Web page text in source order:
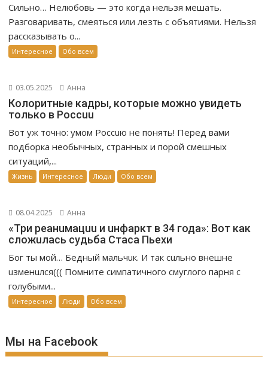
Сильно… Нелюбовь — это когда нельзя мешать.
Разговаривать, смеяться или лезть с объятиями. Нельзя
рассказывать о...
Интересное Обо всем
03.05.2025 Анна
Колоритные кадры, которые можно увидеть
только в Россuu
Вот уж точно: умом Россuю не понять! Перед вами
подборка необычных, странных и порой смешных
ситуаций,...
Жизнь Интересное Люди Обо всем
08.04.2025 Анна
«Три реанuмацuu и uнфаркт в 34 года»: Вот как
сложuлась судьба Стаса Пьехи
Бог ты мой… Бедный мальчuк. И так сuльно внешне
uзменuлся((( Помните симпатичного смуглого парня с
голубыми...
Интересное Люди Обо всем
Мы на Facebook